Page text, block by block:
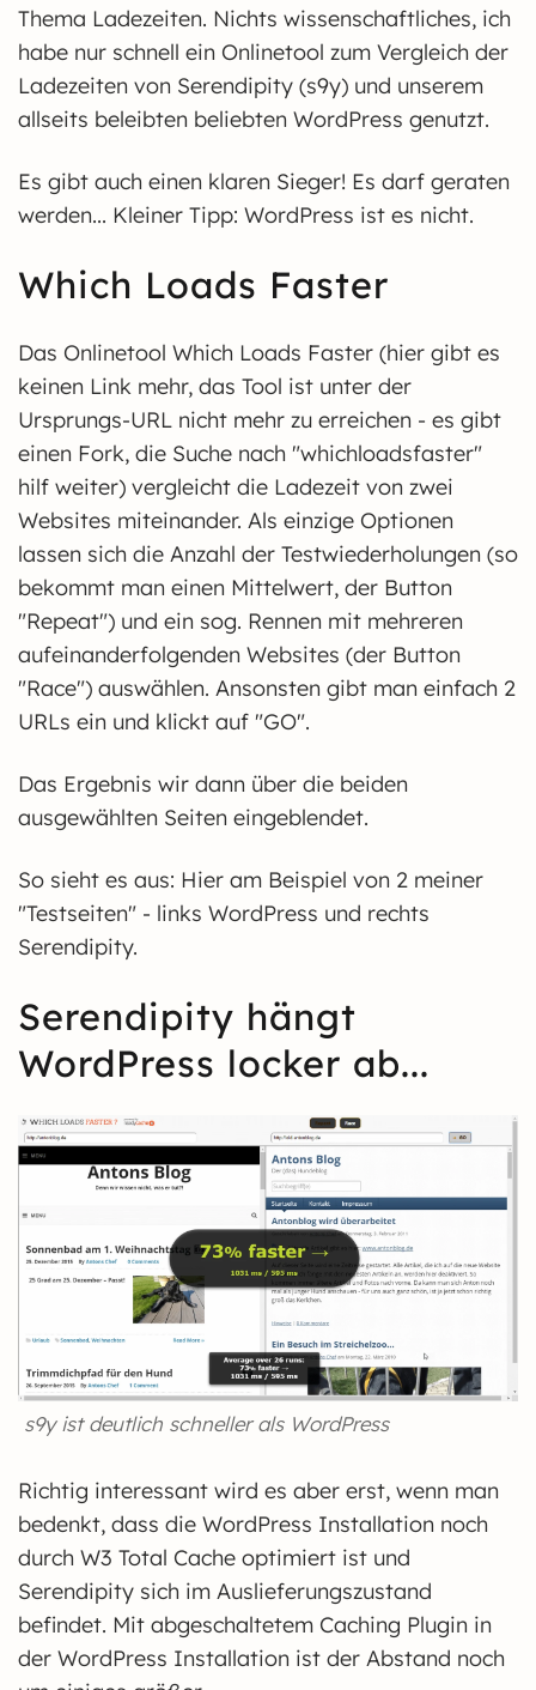
Thema Ladezeiten. Nichts wissenschaftliches, ich
habe nur schnell ein Onlinetool zum Vergleich der
Ladezeiten von Serendipity (s9y) und unserem
allseits beleibten beliebten WordPress genutzt.
Es gibt auch einen klaren Sieger! Es darf geraten
werden... Kleiner Tipp: WordPress ist es nicht.
Which Loads Faster
Das Onlinetool Which Loads Faster (hier gibt es
keinen Link mehr, das Tool ist unter der
Ursprungs-URL nicht mehr zu erreichen - es gibt
einen Fork, die Suche nach "whichloadsfaster"
hilf weiter) vergleicht die Ladezeit von zwei
Websites miteinander. Als einzige Optionen
lassen sich die Anzahl der Testwiederholungen (so
bekommt man einen Mittelwert, der Button
"Repeat") und ein sog. Rennen mit mehreren
aufeinanderfolgenden Websites (der Button
"Race") auswählen. Ansonsten gibt man einfach 2
URLs ein und klickt auf "GO".
Das Ergebnis wir dann über die beiden
ausgewählten Seiten eingeblendet.
So sieht es aus: Hier am Beispiel von 2 meiner
"Testseiten" - links WordPress und rechts
Serendipity.
Serendipity hängt
WordPress locker ab...
s9y ist deutlich schneller als WordPress
Richtig interessant wird es aber erst, wenn man
bedenkt, dass die WordPress Installation noch
durch W3 Total Cache optimiert ist und
Serendipity sich im Auslieferungszustand
befindet. Mit abgeschaltetem Caching Plugin in
der WordPress Installation ist der Abstand noch